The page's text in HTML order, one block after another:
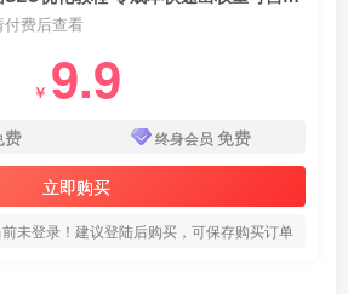
付费后查看
￥ 9.9
费 终身会员 免费
立即购买
未登录！建议登陆后购买，可保存购买订单